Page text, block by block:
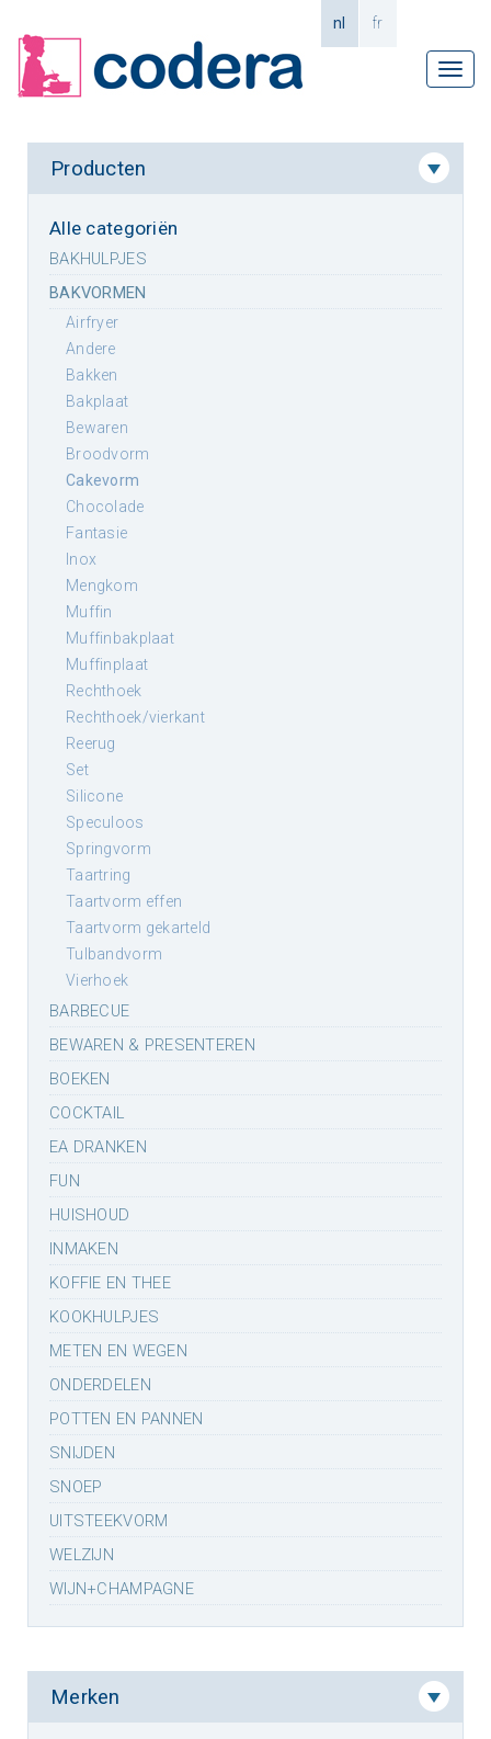
nl fr
Producten
Alle categoriën
BAKHULPJES
BAKVORMEN
airfryer
andere
bakken
bakplaat
bewaren
broodvorm
cakevorm
chocolade
fantasie
inox
mengkom
muffin
muffinbakplaat
muffinplaat
rechthoek
rechthoek/vierkant
reerug
set
silicone
speculoos
springvorm
taartring
taartvorm effen
taartvorm gekarteld
tulbandvorm
vierhoek
BARBECUE
BEWAREN & PRESENTEREN
BOEKEN
COCKTAIL
EA DRANKEN
FUN
HUISHOUD
INMAKEN
KOFFIE EN THEE
KOOKHULPJES
METEN EN WEGEN
ONDERDELEN
POTTEN EN PANNEN
SNIJDEN
SNOEP
UITSTEEKVORM
WELZIJN
WIJN+CHAMPAGNE
Merken